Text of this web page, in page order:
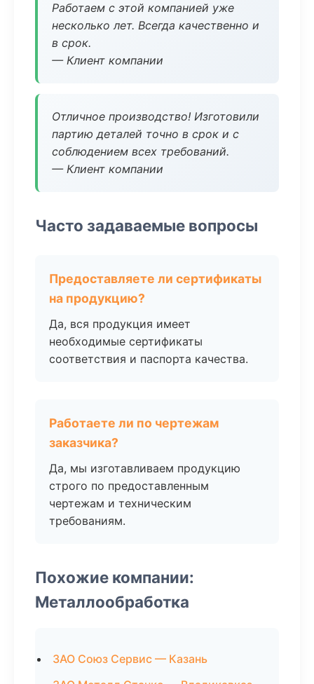
Работаем с этой компанией уже
несколько лет. Всегда качественно и
в срок.
— Клиент компании
Отличное производство! Изготовили
партию деталей точно в срок и с
соблюдением всех требований.
— Клиент компании
Часто задаваемые вопросы
Предоставляете ли сертификаты
на продукцию?
Да, вся продукция имеет
необходимые сертификаты
соответствия и паспорта качества.
Работаете ли по чертежам
заказчика?
Да, мы изготавливаем продукцию
строго по предоставленным
чертежам и техническим
требованиям.
Похожие компании:
Металлообработка
ЗАО Союз Сервис — Казань